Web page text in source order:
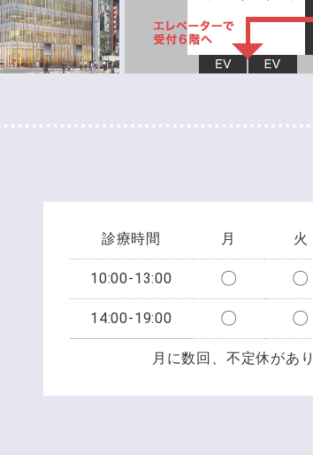
診療時間 月 火
10:00-13:00 〇 〇
14:00-19:00 〇 〇
月に数回、不定休があり